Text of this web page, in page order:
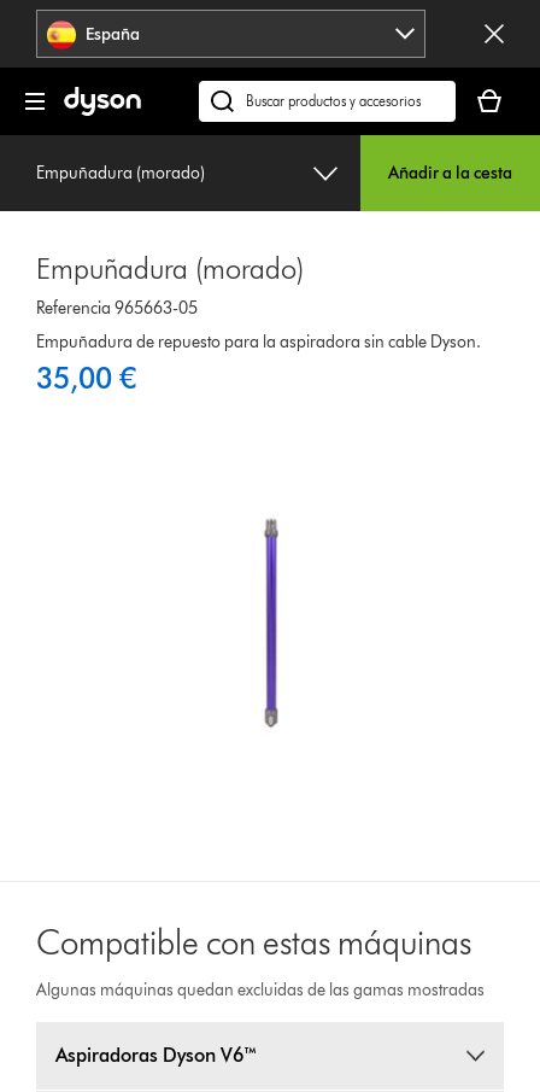
Omitir
navegación España
Buscar
en
cesta
está
Empuñadura (morado) Añadir a la cesta
Empuñadura (morado)
Referencia 965663-05
Empuñadura de repuesto para la aspiradora sin cable Dyson.
35,00 €
Compatible con estas máquinas
Algunas máquinas quedan excluidas de las gamas mostradas
Aspiradoras Dyson V6™